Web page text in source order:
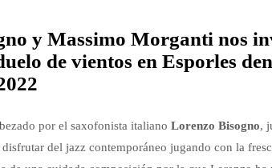
y Massimo Morganti nos
de vientos en Esporles
por el saxofonista italiano Lorenzo Bisogno,
del jazz contemporáneo jugando con la